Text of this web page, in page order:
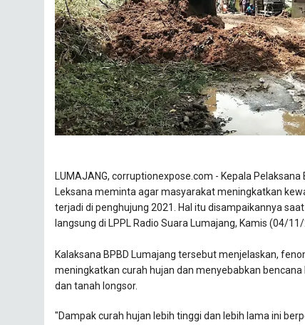
LUMAJANG, corruptionexpose.com - Kepala Pelaksana
Leksana meminta agar masyarakat meningkatkan
terjadi di penghujung 2021. Hal itu disampaikannya
langsung di LPPL Radio Suara Lumajang, Kamis (04/
Kalaksana BPBD Lumajang tersebut menjelaskan,
meningkatkan curah hujan dan menyebabkan
dan tanah longsor.
"Dampak curah hujan lebih tinggi dan lebih lama ini